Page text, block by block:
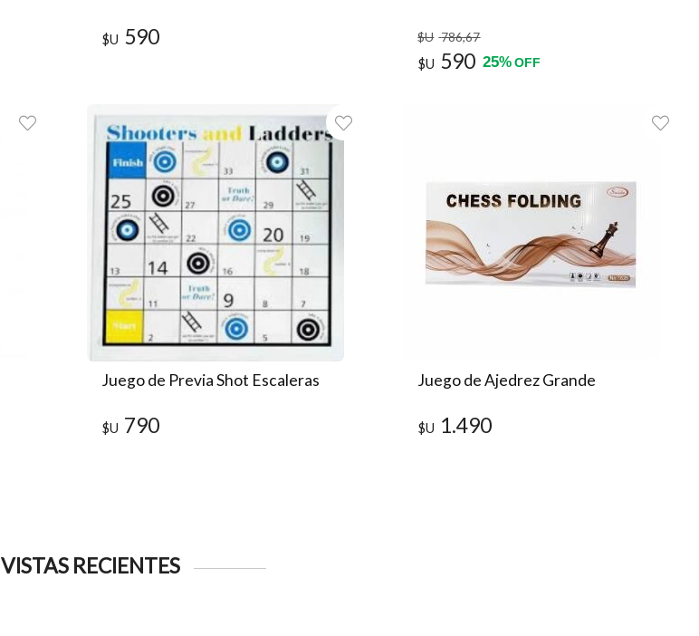
$U 590 $U 786,67
$U 590 25% OFF
Juego de Previa Shot Escaleras
$U 790
Juego de Ajedrez Grande
$U 1.490
VISTAS RECIENTES